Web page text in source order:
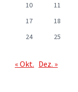
10
11
17
18
24
25
« Okt. Dez. »